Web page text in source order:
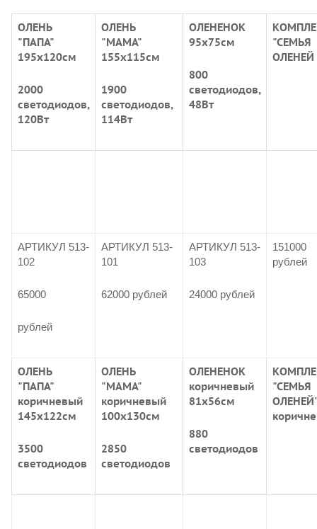
ОЛЕНЬ
"ПАПА"
195х120см
2000
светодиодов,
120Вт
ОЛЕНЬ
"МАМА"
155х115см
1900
светодиодов,
114Вт
ОЛЕНЕНОК
95х75см
800
светодиодов,
48Вт
"СЕМЬЯ
ОЛЕНЕЙ
АРТИКУЛ 513-
102
65000
рублей
АРТИКУЛ 513-
101
62000 рублей
АРТИКУЛ 513-
103
24000 рублей
151000
рублей
ОЛЕНЬ
"ПАПА"
коричневый
145х122см
3500
светодиодов
ОЛЕНЬ
"МАМА"
коричневый
100х130см
2850
светодиодов
ОЛЕНЕНОК
коричневый
81х56см
880
светодиодов
"СЕМЬЯ